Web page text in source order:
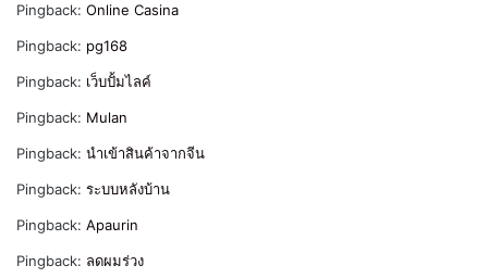
Pingback: Online Casina
Pingback: pg168
Pingback: เว็บปั้มไลค์
Pingback: Mulan
Pingback: นำเข้าสินค้าจากจีน
Pingback: ระบบหลังบ้าน
Pingback: Apaurin
Pingback: ลดผมร่วง